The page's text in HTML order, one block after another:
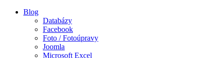
Blog
Databázy
Facebook
Foto / Fotoúpravy
Joomla
Microsoft Excel